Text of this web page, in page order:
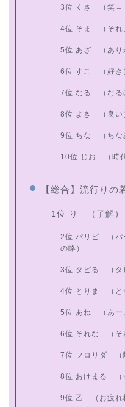
3位 くさ （笑＝
4位 そま （それ
5位 あざ （あり
6位 すこ （好き
7位 なる （なる
8位 よき （良い
9位 ちな （ちな
10位 じお （時代
【総合】流行り
1位 り （了解）
2位 パリピ （パ
の略）
3位 タピる （タ
4位 とりま （と
5位 あね （あー
6位 それな （そ
7位 フロリダ （
8位 おけまる （
9位 乙 （お疲れ